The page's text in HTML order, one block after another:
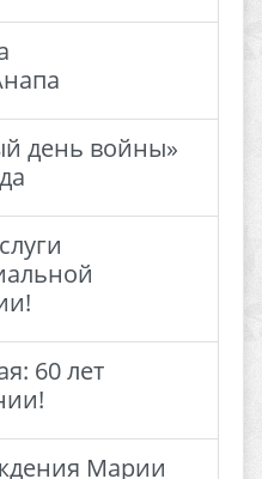
день войны»
60 лет
Марии